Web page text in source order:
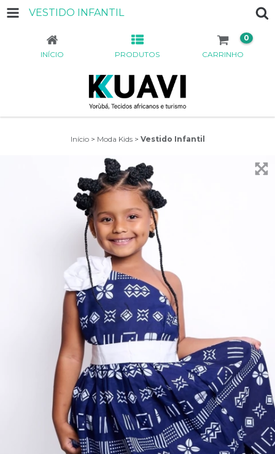
VESTIDO INFANTIL
INÍCIO PRODUTOS CARRINHO
0
Início > Moda Kids > Vestido Infantil